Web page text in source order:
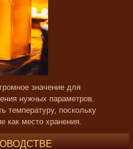
значение для
нужных параметров.
температуру, поскольку
как место хранения.